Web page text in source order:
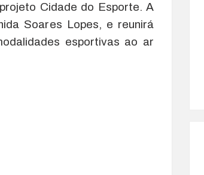
Cidade do Esporte. A
Soares Lopes, e reunirá
esportivas ao ar